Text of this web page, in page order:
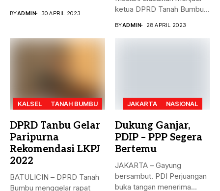
BYADMIN 30 APRIL 2023
ketua DPRD Tanah Bumbu,
BYADMIN 28 APRIL 2023
KALSEL TANAH BUMBU
DPRD Tanbu Gelar
Paripurna
Rekomendasi LKPJ
2022
BATULICIN – DPRD Tanah
Bumbu menggelar rapat
JAKARTA NASIONAL
Dukung Ganjar,
PDIP – PPP Segera
Bertemu
JAKARTA – Gayung
bersambut. PDI Perjuangan
buka tangan menerima